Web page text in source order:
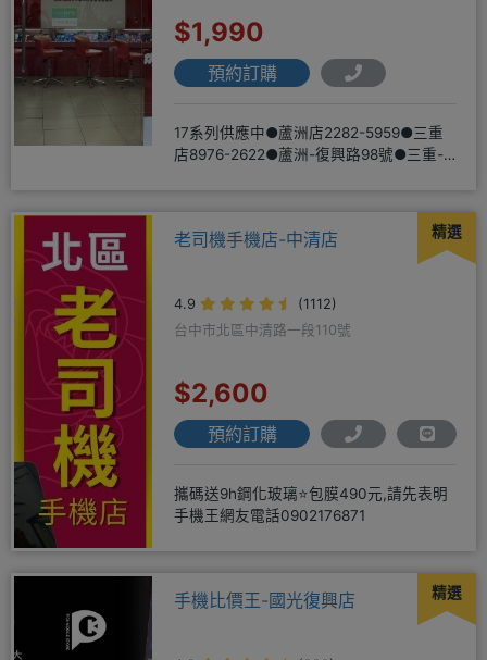
$1,990
預約訂購
17系列供應中●蘆洲店2282-5959●三重
店8976-2622●蘆洲-復興路98號●三重-
精選
老司機手機店-中清店
4.9
(1112)
台中市北區中清路一段110號
$2,600
預約訂購
攜碼送9h鋼化玻璃⭐包膜490元,請先表明
手機王網友電話0902176871
精選
手機比價王-國光復興店